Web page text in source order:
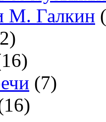
М. Галкин
(7)